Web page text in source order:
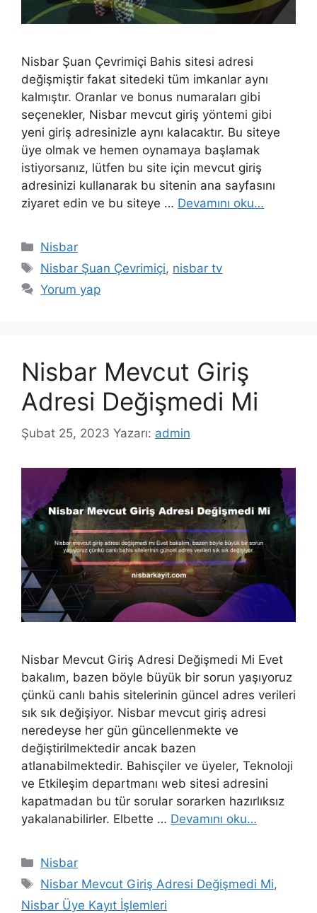
Nisbar Şuan Çevrimiçi Bahis sitesi adresi
değişmiştir fakat sitedeki tüm imkanlar aynı
kalmıştır. Oranlar ve bonus numaraları gibi
seçenekler, Nisbar mevcut giriş yöntemi gibi
yeni giriş adresinizle aynı kalacaktır. Bu siteye
üye olmak ve hemen oynamaya başlamak
istiyorsanız, lütfen bu site için mevcut giriş
adresinizi kullanarak bu sitenin ana sayfasını
ziyaret edin ve bu siteye … Devamını oku…
Kategoriler
Nisbar
Etiketler
Nisbar Şuan Çevrimiçi, nisbar tv
Yorum yap
Nisbar Mevcut Giriş
Adresi Değişmedi Mi
Şubat 25, 2023 Yazarı: admin
Nisbar Mevcut Giriş Adresi Değişmedi Mi Evet
bakalım, bazen böyle büyük bir sorun yaşıyoruz
çünkü canlı bahis sitelerinin güncel adres verileri
sık sık değişiyor. Nisbar mevcut giriş adresi
neredeyse her gün güncellenmekte ve
değiştirilmektedir ancak bazen
atlanabilmektedir. Bahisçiler ve üyeler, Teknoloji
ve Etkileşim departmanı web sitesi adresini
kapatmadan bu tür sorular sorarken hazırlıksız
yakalanabilirler. Elbette … Devamını oku…
Kategoriler
Nisbar
Etiketler
Nisbar Mevcut Giriş Adresi Değişmedi Mi,
Nisbar Üye Kayıt İşlemleri